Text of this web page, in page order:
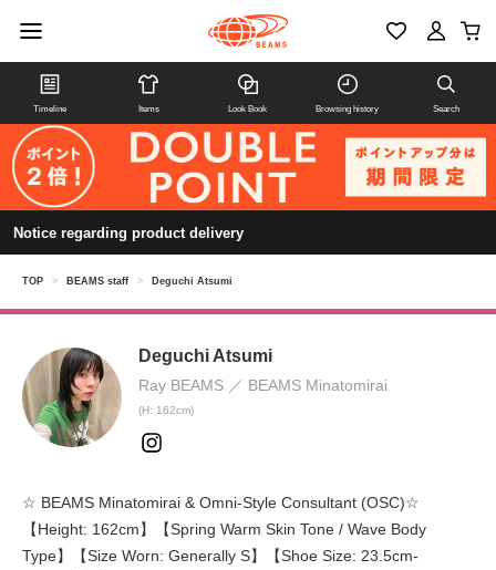
Timeline Items Look Book Browsing history Search
Notice regarding product delivery
TOP > BEAMS staff > Deguchi Atsumi
Deguchi Atsumi
Ray BEAMS BEAMS Minatomirai
(H: 162cm)
☆ BEAMS Minatomirai & Omni-Style Consultant (OSC)☆
【Height: 162cm】【Spring Warm Skin Tone / Wave Body
Type】【Size Worn: Generally S】【Shoe Size: 23.5cm-